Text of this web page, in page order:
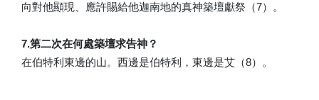
向對他顯現、應許賜給他迦南地的真神築壇獻祭（7）。
7.第二次在何處築壇求告神？
在伯特利東邊的山。西邊是伯特利，東邊是艾（8）。